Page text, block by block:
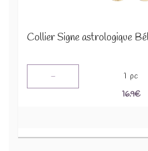
Collier Signe astrologique
- 1 pc
16.9€